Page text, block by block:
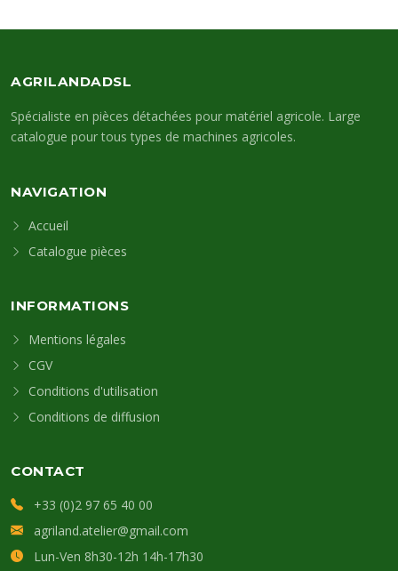
AGRILANDADSL
Spécialiste en pièces détachées pour matériel agricole. Large
catalogue pour tous types de machines agricoles.
NAVIGATION
Accueil
Catalogue pièces
INFORMATIONS
Mentions légales
CGV
Conditions d'utilisation
Conditions de diffusion
CONTACT
+33 (0)2 97 65 40 00
agriland.atelier@gmail.com
Lun-Ven 8h30-12h 14h-17h30